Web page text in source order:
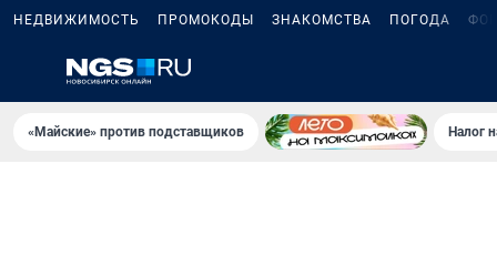
НЕДВИЖИМОСТЬ ПРОМОКОДЫ ЗНАКОМСТВА ПОГОДА
«Майские» против подставщиков Налог